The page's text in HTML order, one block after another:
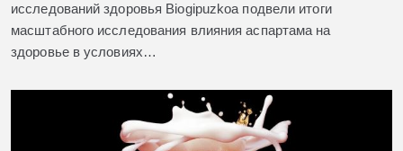
исследований здоровья Biogipuzkoa подвели итоги
масштабного исследования влияния аспартама на
здоровье в условиях…